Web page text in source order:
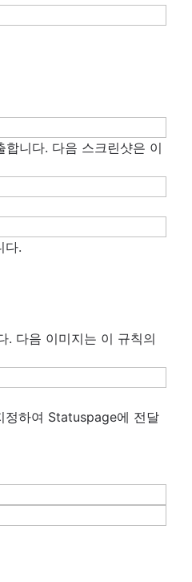
니다. 다음 스크린샷은 이
다.
. 다음 이미지는 이 규칙의
정하여 Statuspage에 전달